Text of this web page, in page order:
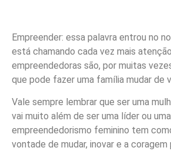
Empreender: essa palavra entrou no
está chamando cada vez mais
empreendedoras são, por muitas
que pode fazer uma família mudar de
Vale sempre lembrar que ser uma
vai muito além de ser uma líder ou
empreendedorismo feminino tem
vontade de mudar, inovar e a coragem